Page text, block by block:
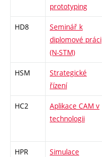
prototyping
HD8
Seminář k
diplomové práci
(N-STM)
HSM
Strategické
řízení
HC2
Aplikace CAM v
technologii
HPR
Simulace